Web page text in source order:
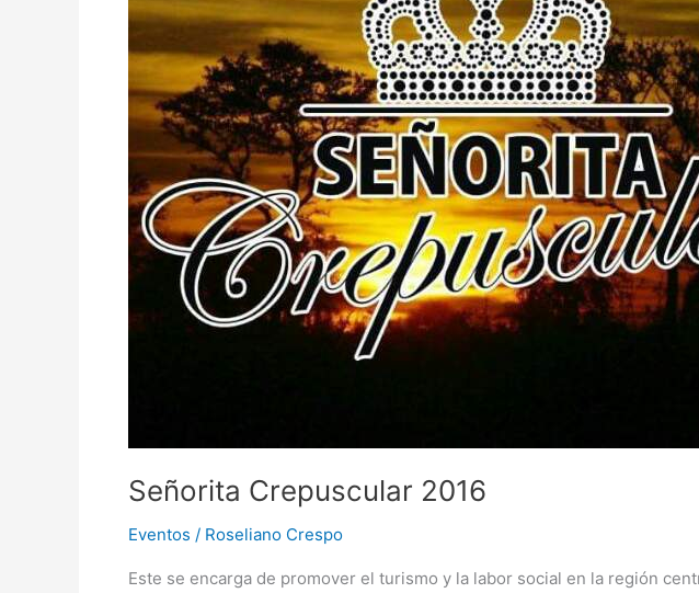
Señorita Crepuscular 2016
Eventos / Roseliano Crespo
Este se encarga de promover el turismo y la labor social en la región